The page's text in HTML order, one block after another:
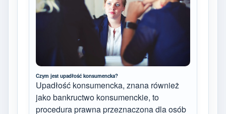
Czym jest upadłość konsumencka?
Upadłość konsumencka, znana również
jako bankructwo konsumenckie, to
procedura prawna przeznaczona dla osób